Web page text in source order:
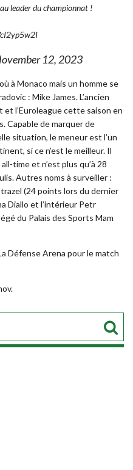
leader du championnat !
12, 2023
à Monaco mais un homme se
: Mike James. L’ancien
et l’Euroleague cette saison en
Capable de marquer de
situation, le meneur est l’un
si ce n’est le meilleur. Il
time et n’est plus qu’à 28
Autres noms à surveiller :
(24 points lors du dernier
Diallo et l’intérieur Petr
du Palais des Sports Mam
Défense Arena pour le match